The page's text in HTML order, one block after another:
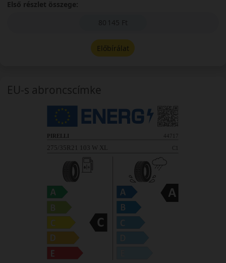
Első részlet összege:
80 145 Ft
Előbírálat
EU-s abroncscímke